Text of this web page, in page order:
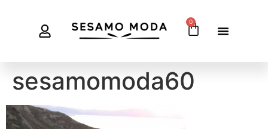
0
sesamomoda60